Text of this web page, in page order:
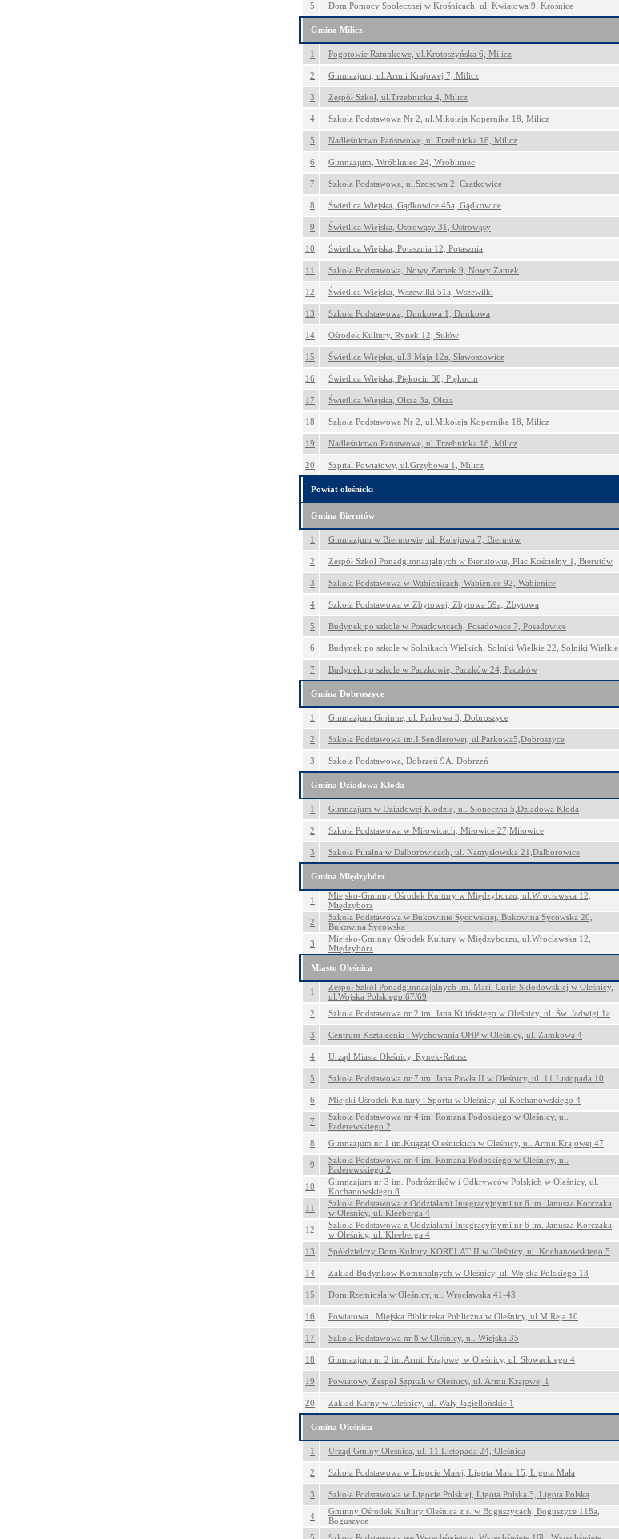
5 Dom Pomocy Społecznej w Krośnicach, ul. Kwiatowa 9, Krośnice
Gmina Milicz
1 Pogotowie Ratunkowe, ul.Krotoszyńska 6, Milicz
2 Gimnazjum, ul.Armii Krajowej 7, Milicz
3 Zespół Szkół, ul.Trzebnicka 4, Milicz
4 Szkoła Podstawowa Nr 2, ul.Mikołaja Kopernika 18, Milicz
5 Nadleśnictwo Państwowe, ul.Trzebnicka 18, Milicz
6 Gimnazjum, Wróbliniec 24, Wróbliniec
7 Szkoła Podstawowa, ul.Szosowa 2, Czatkowice
8 Świetlica Wiejska, Gądkowice 45a, Gądkowice
9 Świetlica Wiejska, Ostrowąsy 31, Ostrowąsy
10 Świetlica Wiejska, Potasznia 12, Potasznia
11 Szkoła Podstawowa, Nowy Zamek 9, Nowy Zamek
12 Świetlica Wiejska, Wszewilki 51a, Wszewilki
13 Szkoła Podstawowa, Dunkowa 1, Dunkowa
14 Ośrodek Kultury, Rynek 12, Sułów
15 Świetlica Wiejska, ul.3 Maja 12a, Sławoszowice
16 Świetlica Wiejska, Piękocin 38, Piękocin
17 Świetlica Wiejska, Olsza 3a, Olsza
18 Szkoła Podstawowa Nr 2, ul.Mikołaja Kopernika 18, Milicz
19 Nadleśnictwo Państwowe, ul.Trzebnicka 18, Milicz
20 Szpital Powiatowy, ul.Grzybowa 1, Milicz
Powiat oleśnicki
Gmina Bierutów
1 Gimnazjum w Bierutowie, ul. Kolejowa 7, Bierutów
2 Zespół Szkół Ponadgimnazjalnych w Bierutowie, Plac Kościelny 1, Bierutów
3 Szkoła Podstawowa w Wabienicach, Wabienice 92, Wabienice
4 Szkoła Podstawowa w Zbytowej, Zbytowa 59a, Zbytowa
5 Budynek po szkole w Posadowicach, Posadowice 7, Posadowice
6 Budynek po szkole w Solnikach Wielkich, Solniki Wielkie 22, Solniki Wielkie
7 Budynek po szkole w Paczkowie, Paczków 24, Paczków
Gmina Dobroszyce
1 Gimnazjum Gminne, ul. Parkowa 3, Dobroszyce
2 Szkoła Podstawowa im.I.Sendlerowej, ul.Parkowa5,Dobroszyce
3 Szkoła Podstawowa, Dobrzeń 9A. Dobrzeń
Gmina Dziadowa Kłoda
1 Gimnazjum w Dziadowej Kłodzie, ul. Słoneczna 5,Dziadowa Kłoda
2 Szkoła Podstawowa w Miłowicach, Miłowice 27,Miłowice
3 Szkoła Filialna w Dalborowicach, ul. Namysłowska 21,Dalborowice
Gmina Międzybórz
1
Miejsko-Gminny Ośrodek Kultury w Międzyborzu, ul.Wrocławska 12,
Międzybórz
2
Szkoła Podstawowa w Bukowinie Sycowskiej, Bukowina Sycowska 20,
Bukowina Sycowska
3
Miejsko-Gminny Ośrodek Kultury w Międzyborzu, ul.Wrocławska 12,
Międzybórz
Miasto Oleśnica
1
Zespół Szkół Ponadgimnazjalnych im. Marii Curie-Skłodowskiej w Oleśnicy,
ul.Wojska Polskiego 67/69
2 Szkoła Podstawowa nr 2 im. Jana Kilińskiego w Oleśnicy, ul. Św. Jadwigi 1a
3 Centrum Kształcenia i Wychowania OHP w Oleśnicy, ul. Zamkowa 4
4 Urząd Miasta Oleśnicy, Rynek-Ratusz
5 Szkoła Podstawowa nr 7 im. Jana Pawła II w Oleśnicy, ul. 11 Listopada 10
6 Miejski Ośrodek Kultury i Sportu w Oleśnicy, ul.Kochanowskiego 4
7
Szkoła Podstawowa nr 4 im. Romana Podoskiego w Oleśnicy, ul.
Paderewskiego 2
8 Gimnazjum nr 1 im.Książąt Oleśnickich w Oleśnicy, ul. Armii Krajowej 47
9
Szkoła Podstawowa nr 4 im. Romana Podoskiego w Oleśnicy, ul.
Paderewskiego 2
10
Gimnazjum nr 3 im. Podróżników i Odkrywców Polskich w Oleśnicy, ul.
Kochanowskiego 8
11
Szkoła Podstawowa z Oddziałami Integracyjnymi nr 6 im. Janusza Korczaka
w Oleśnicy, ul. Kleeberga 4
12
Szkoła Podstawowa z Oddziałami Integracyjnymi nr 6 im. Janusza Korczaka
w Oleśnicy, ul. Kleeberga 4
13 Spółdzielczy Dom Kultury KORELAT II w Oleśnicy, ul. Kochanowskiego 5
14 Zakład Budynków Komunalnych w Oleśnicy, ul. Wojska Polskiego 13
15 Dom Rzemiosła w Oleśnicy, ul. Wrocławska 41-43
16 Powiatowa i Miejska Biblioteka Publiczna w Oleśnicy, ul.M.Reja 10
17 Szkoła Podstawowa nr 8 w Oleśnicy, ul. Wiejska 35
18 Gimnazjum nr 2 im.Armii Krajowej w Oleśnicy, ul. Słowackiego 4
19 Powiatowy Zespół Szpitali w Oleśnicy, ul. Armii Krajowej 1
20 Zakład Karny w Oleśnicy, ul. Wały Jagiellońskie 1
Gmina Oleśnica
1 Urząd Gminy Oleśnica, ul. 11 Listopada 24, Oleśnica
2 Szkoła Podstawowa w Ligocie Małej, Ligota Mała 15, Ligota Mała
3 Szkoła Podstawowa w Ligocie Polskiej, Ligota Polska 3, Ligota Polska
4
Gminny Ośrodek Kultury Oleśnica z s. w Boguszycach, Boguszyce 118a,
Boguszyce